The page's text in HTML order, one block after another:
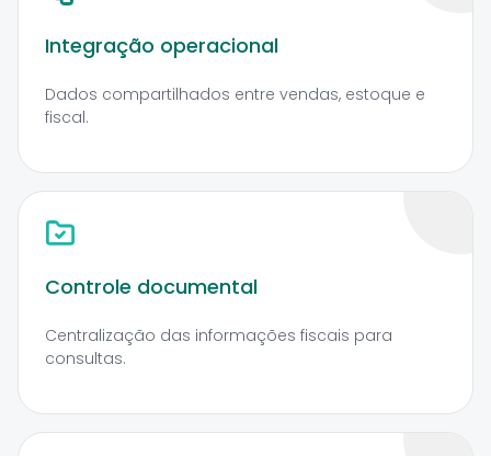
Integração operacional
Dados compartilhados entre vendas, estoque e
fiscal.
Controle documental
Centralização das informações fiscais para
consultas.